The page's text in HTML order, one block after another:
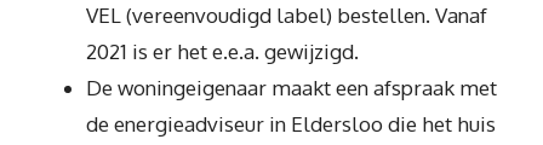
VEL (vereenvoudigd label) bestellen. Vanaf
2021 is er het e.e.a. gewijzigd.
De woningeigenaar maakt een afspraak met
de energieadviseur in Eldersloo die het huis